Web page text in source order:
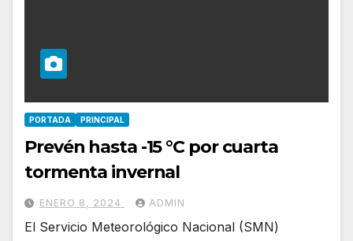
PORTADA PRINCIPAL
Prevén hasta -15 °C por cuarta
tormenta invernal
ENERO 8, 2024 ADMIN
El Servicio Meteorológico Nacional (SMN)